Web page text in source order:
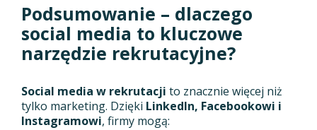
Podsumowanie – dlaczego
social media to kluczowe
narzędzie rekrutacyjne?
Social media w rekrutacji to znacznie więcej niż
tylko marketing. Dzięki LinkedIn, Facebookowi i
Instagramowi, firmy mogą: